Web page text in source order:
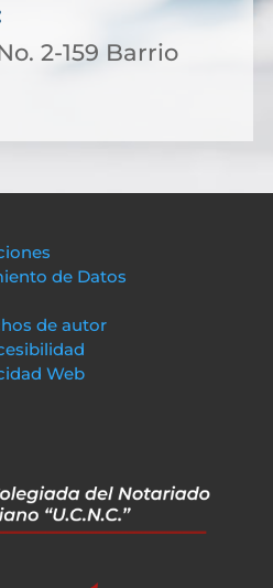
2-159 Barrio
de Datos
de autor
Web